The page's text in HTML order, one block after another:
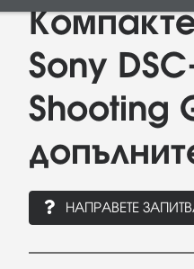
Sony
Shooting
НАПРАВЕТЕ